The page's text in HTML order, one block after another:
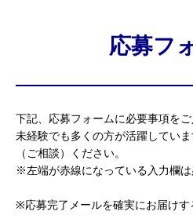
応募フ
下記、応募フォームに必要事項をご
未経験でも多くの方が活躍してい
（ご相談）ください。
※左端が赤線になっている入力欄は
※応募完了メールを確実にお届けす